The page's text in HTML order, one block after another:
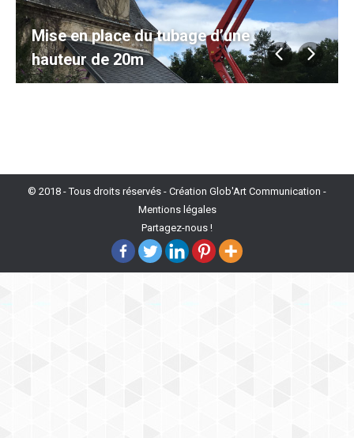
Mise en place du tubage d’une
hauteur de 20m
© 2018 - Tous droits réservés - Création Glob'Art Communication -
Mentions légales
Partagez-nous !